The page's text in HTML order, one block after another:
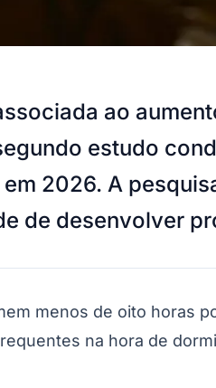
ao
estudo
2026. A
de desenvolver
menos de oito horas
na hora de